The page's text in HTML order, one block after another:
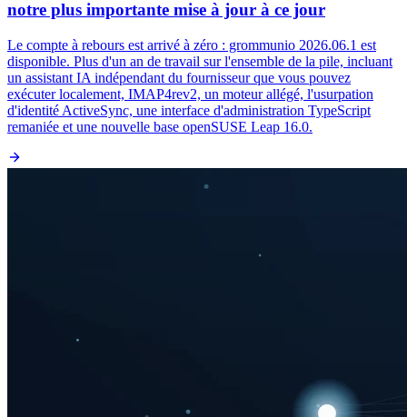
notre plus importante mise à jour à ce jour
Le compte à rebours est arrivé à zéro : grommunio 2026.06.1 est
disponible. Plus d'un an de travail sur l'ensemble de la pile, incluant
un assistant IA indépendant du fournisseur que vous pouvez
exécuter localement, IMAP4rev2, un moteur allégé, l'usurpation
d'identité ActiveSync, une interface d'administration TypeScript
remaniée et une nouvelle base openSUSE Leap 16.0.